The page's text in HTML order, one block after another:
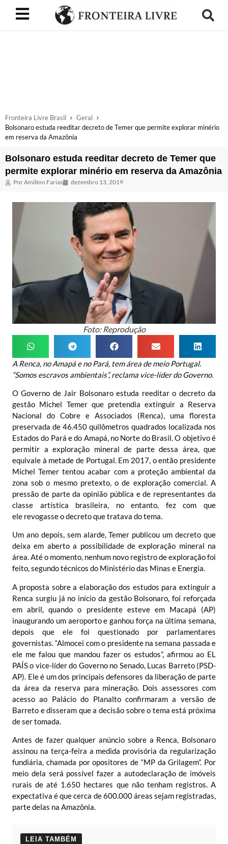
Fronteira Livre Brasil
Geral
Bolsonaro estuda reeditar decreto de Temer que permite explorar minério
em reserva da Amazônia
Bolsonaro estuda reeditar decreto de Temer que
permite explorar minério em reserva da Amazônia
PorAmilton Farias dezembro 13, 2019
Foto: Reprodução
A Renca, no Amapá e no Pará, tem área de meio Portugal.
“Somos escravos ambientais”, reclama vice-líder do Governo.
O Governo de Jair Bolsonaroestuda reeditar o decreto da
gestão Michel Temerque pretendia extinguir a Reserva
Nacional do Cobre e Associados (Renca), uma floresta
preservada de 46.450 quilômetros quadrados localizada nos
Estados do Pará e do Amapá, no Norte do Brasil. O objetivo é
permitir a exploração mineral de parte dessa área, que
equivale à metade de Portugal. Em 2017, o então presidente
Michel Temer tentou acabar com a proteção ambiental da
zona sob o mesmo pretexto, o de exploração comercial. A
pressão de parte da opinião pública e de representantes da
classe artística brasileira, no entanto, fez com que
ele revogasse o decretoque tratava do tema.
Um ano depois, sem alarde, Temer publicou um decreto que
deixa em aberto a possibilidade de exploração mineral na
área. Até o momento, nenhum novo registro de exploração foi
feito, segundo técnicos do Ministério das Minas e Energia.
A proposta sobre a elaboração dos estudos para extinguir a
Renca surgiu já no início da gestão Bolsonaro, foi reforçada
em abril, quando o presidente esteve em Macapá (AP)
inaugurando um aeroporto e ganhou força na última semana,
depois que ele foi questionado por parlamentares
governistas. “Almocei com o presidente na semana passada e
ele me falou que mandou fazer os estudos”, afirmou ao EL
PAÍS o vice-líder do Governo no Senado, Lucas Barreto (PSD-
AP). Ele é um dos principais defensores da liberação de parte
da área da reserva para mineração. Dois assessores com
acesso ao Palácio do Planalto confirmaram a versão de
Barreto e disseram que a decisão sobre o tema está próxima
de ser tomada.
Antes de fazer qualquer anúncio sobre a Renca, Bolsonaro
assinou na terça-feira a medida provisória da regularização
fundiária, chamada por opositores de “MP da Grilagem”. Por
meio dela será possível fazer a autodeclaração de imóveis
rurais de até 1.650 hectares que não tenham registros. A
expectativa é que cerca de 600.000 áreas sejam registradas,
parte delas na Amazônia.
LEIA TAMBÉM